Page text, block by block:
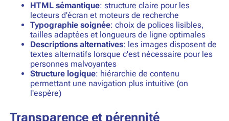
HTML sémantique: structure claire pour les
lecteurs d'écran et moteurs de recherche
Typographie soignée: choix de polices lisibles,
tailles adaptées et longueurs de ligne optimales
Descriptions alternatives: les images disposent de
textes alternatifs lorsque c'est nécessaire pour les
personnes malvoyantes
Structure logique: hiérarchie de contenu
permettant une navigation plus intuitive (on
l'espère)
Transparence et pérennité